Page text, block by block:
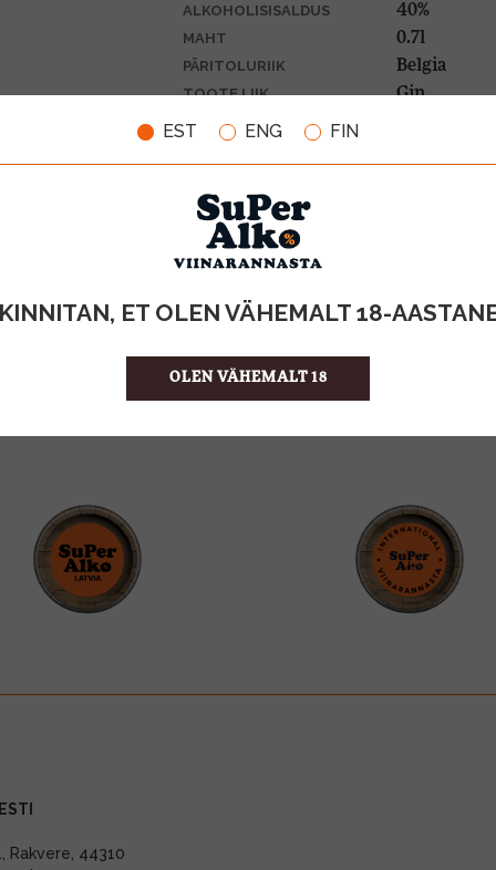
EST ENG FIN
ET OLEN VÄHEMALT 18-
OLEN VÄHEMALT 18
ALKOHOLISISALDUS 40%
MAHT 0.7l
PÄRITOLURIIK Belgia
TOOTE LIIK Gin
ÜHIKU HIND
Rakvere, 44310